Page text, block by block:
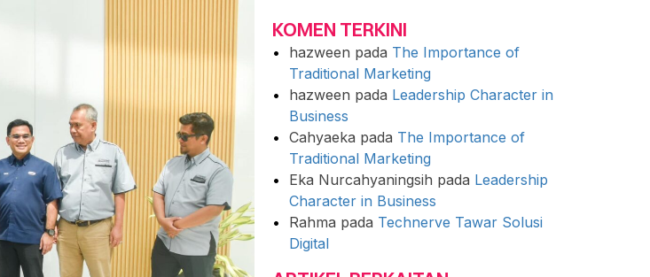
KOMEN TERKINI
hazween pada The Importance of
Traditional Marketing
hazween pada Leadership Character in
Business
Cahyaeka pada The Importance of
Traditional Marketing
Eka Nurcahyaningsih pada Leadership
Character in Business
Rahma pada Technerve Tawar Solusi
Digital